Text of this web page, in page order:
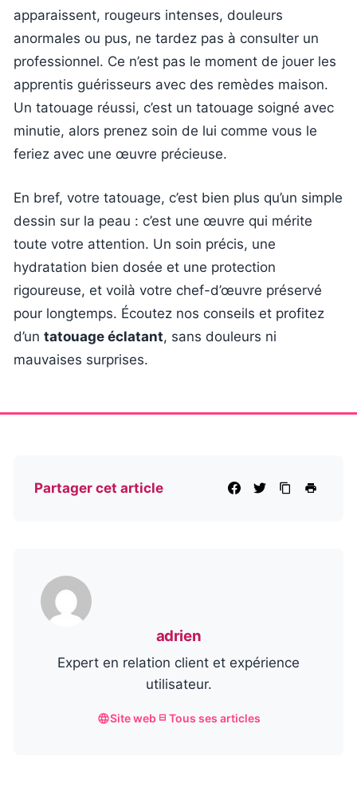
apparaissent, rougeurs intenses, douleurs
anormales ou pus, ne tardez pas à consulter un
professionnel. Ce n’est pas le moment de jouer les
apprentis guérisseurs avec des remèdes maison.
Un tatouage réussi, c’est un tatouage soigné avec
minutie, alors prenez soin de lui comme vous le
feriez avec une œuvre précieuse.
En bref, votre tatouage, c’est bien plus qu’un simple
dessin sur la peau : c’est une œuvre qui mérite
toute votre attention. Un soin précis, une
hydratation bien dosée et une protection
rigoureuse, et voilà votre chef-d’œuvre préservé
pour longtemps. Écoutez nos conseils et profitez
d’un tatouage éclatant, sans douleurs ni
mauvaises surprises.
Partager cet article
adrien
Expert en relation client et expérience
utilisateur.
Site web Tous ses articles